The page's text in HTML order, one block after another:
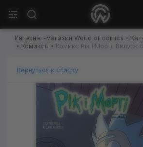
Интернет-магазин World of comics
Комиксы
Комикс Рік і Морті. Випуск
Вернуться к списку